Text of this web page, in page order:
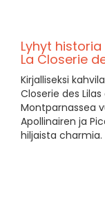
Lyhyt
La Closerie
Kirjalliseksi
Closerie des
Montparnassea
Apollinairen ja
hiljaista charmia.